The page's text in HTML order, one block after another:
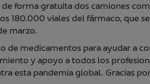
forma gratuita dos camiones
180.000 viales del fármaco, que
marzo.
medicamentos para ayudar a
y apoyo a todos los
esta pandemia global. Gracias